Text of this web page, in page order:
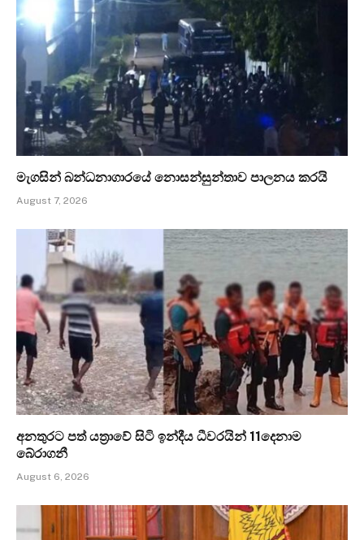
මැගසින් බන්ධනාගාරයේ නොසන්සුන්තාව පාලනය කරයි
August 7, 2026
අනතුරට පත් යත්‍රාවේ සිටි ඉන්දීය ධීවරයින් 11දෙනාම
බේරාගනී
August 6, 2026